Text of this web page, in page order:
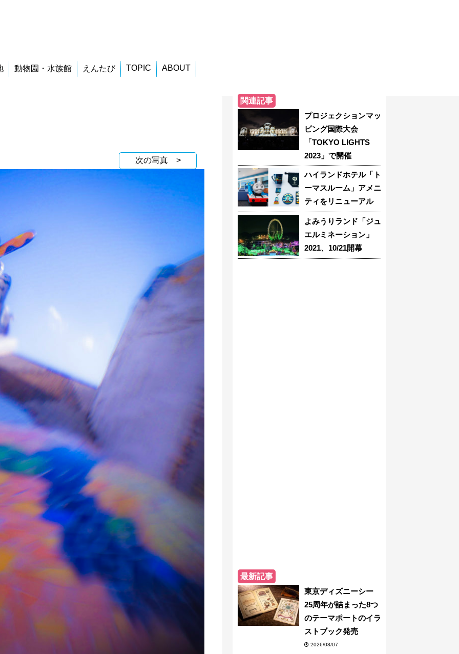
動物園・水族館 えんたび TOPIC ABOUT
次の写真 >
関連記事
プロジェクションマッ
ピング国際大会
「TOKYO LIGHTS
2023」で開催
ハイランドホテル「ト
ーマスルーム」アメニ
ティをリニューアル
よみうりランド「ジュ
エルミネーション」
2021、10/21開幕
最新記事
東京ディズニーシー
25周年が詰まった8つ
のテーマポートのイラ
ストブック発売
2026/08/07